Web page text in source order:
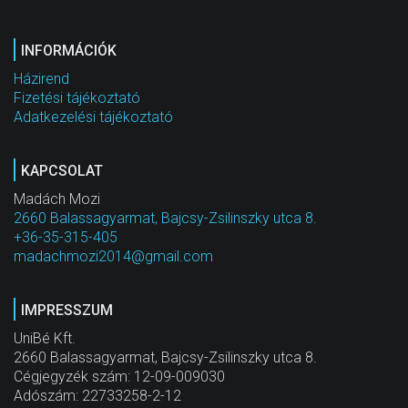
INFORMÁCIÓK
Házirend
Fizetési tájékoztató
Adatkezelési tájékoztató
KAPCSOLAT
Madách Mozi
2660 Balassagyarmat, Bajcsy-Zsilinszky utca 8.
+36-35-315-405
madachmozi2014@gmail.com
IMPRESSZUM
UniBé Kft.
2660 Balassagyarmat, Bajcsy-Zsilinszky utca 8.
Cégjegyzék szám: 12-09-009030
Adószám: 22733258-2-12